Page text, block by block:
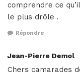
comprendre ce
le plus drôle .
Répondre
Jean-Pierre Demol
Chers camarades